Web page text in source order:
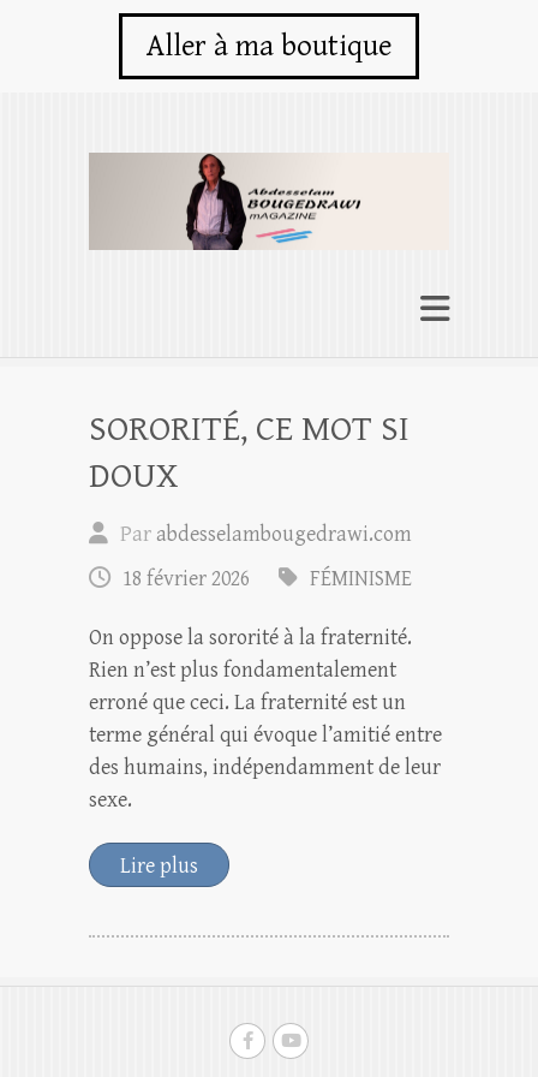
Aller à ma boutique
SORORITÉ, CE MOT SI
DOUX
Par abdesselambougedrawi.com
18 février 2026
FÉMINISME
On oppose la sororité à la fraternité.
Rien n’est plus fondamentalement
erroné que ceci. La fraternité est un
terme général qui évoque l’amitié entre
des humains, indépendamment de leur
sexe.
Lire plus